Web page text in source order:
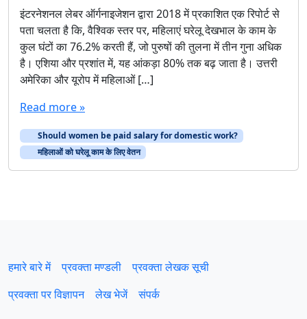
इंटरनेशनल लेबर ऑर्गनाइजेशन द्वारा 2018 में प्रकाशित एक रिपोर्ट से
पता चलता है कि, वैश्विक स्तर पर, महिलाएं घरेलू देखभाल के काम के
कुल घंटों का 76.2% करती हैं, जो पुरुषों की तुलना में तीन गुना अधिक
है। एशिया और प्रशांत में, यह आंकड़ा 80% तक बढ़ जाता है। उत्तरी
अमेरिका और यूरोप में महिलाओं […]
Read more »
Should women be paid salary for domestic work?
महिलाओं को घरेलू काम के लिए वेतन
हमारे बारे में प्रवक्‍ता मण्डली
प्रवक्ता लेखक सूची
प्रवक्ता पर विज्ञापन
लेख भेजें संपर्क